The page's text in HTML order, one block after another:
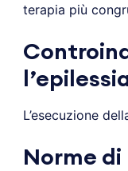
terapia più
L’esecuzione
Norme